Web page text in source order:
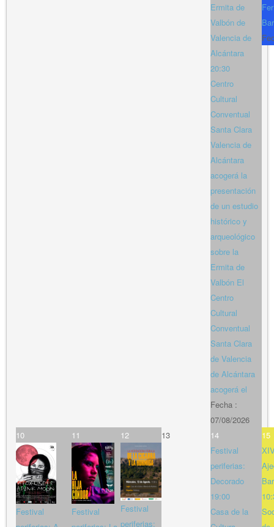
Ermita de
Valbón de
Valencia de
Alcántara
20:30
Centro
Cultural
Conventual
Santa Clara
Valencia de
Alcántara
acogerá la
presentación
de un estudio
histórico y
arqueológico
sobre la
Ermita de
Valbón El
Centro
Cultural
Conventual
Santa Clara
de Valencia
de Alcántara
acogerá el
Fecha :
07/08/2026
10
Festival
11
Festival
12
Festival
periferias:
13
14
Festival
periferias:
Decorado
19:00
Casa de la
15